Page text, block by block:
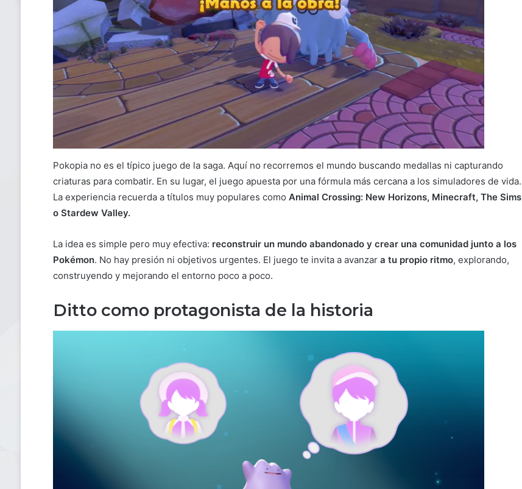
Pokopia no es el típico juego de la saga. Aquí no recorremos el mundo buscando medallas ni capturando
criaturas para combatir. En su lugar, el juego apuesta por una fórmula más cercana a los simuladores de vida.
La experiencia recuerda a títulos muy populares como Animal Crossing: New Horizons, Minecraft, The Sims
o Stardew Valley.
La idea es simple pero muy efectiva: reconstruir un mundo abandonado y crear una comunidad junto a los
Pokémon. No hay presión ni objetivos urgentes. El juego te invita a avanzar a tu propio ritmo, explorando,
construyendo y mejorando el entorno poco a poco.
Ditto como protagonista de la historia